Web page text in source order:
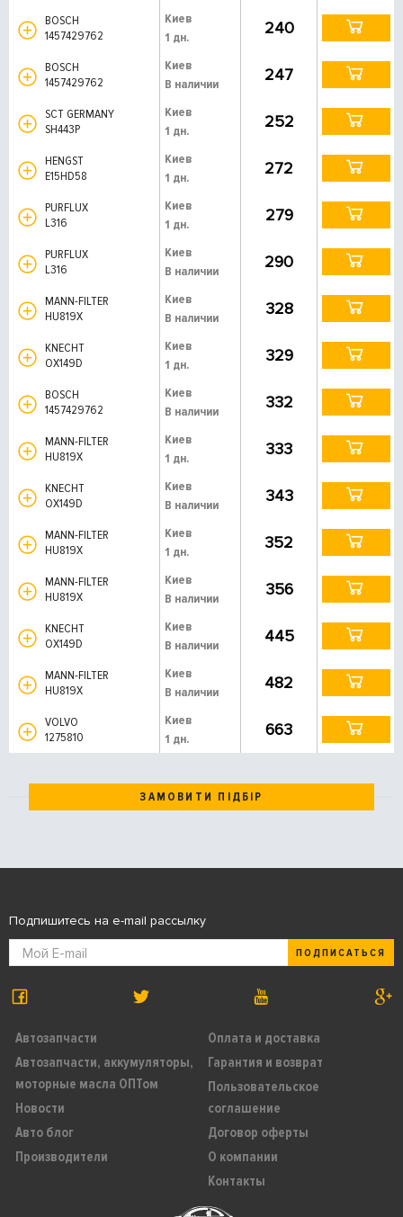
BOSCH
1457429762
Киев
1 дн.
240
BOSCH
1457429762
Киев
В наличии
247
SCT GERMANY
SH443P
Киев
1 дн.
252
HENGST
E15HD58
Киев
1 дн.
272
PURFLUX
L316
Киев
1 дн.
279
PURFLUX
L316
Киев
В наличии
290
MANN-FILTER
HU819X
Киев
В наличии
328
KNECHT
OX149D
Киев
1 дн.
329
BOSCH
1457429762
Киев
В наличии
332
MANN-FILTER
HU819X
Киев
1 дн.
333
KNECHT
OX149D
Киев
В наличии
343
MANN-FILTER
HU819X
Киев
1 дн.
352
MANN-FILTER
HU819X
Киев
В наличии
356
KNECHT
OX149D
Киев
В наличии
445
MANN-FILTER
HU819X
Киев
В наличии
482
VOLVO
1275810
Киев
1 дн.
663
ЗАМОВИТИ ПІДБІР
Автозапчасти
Автозапчасти, аккумуляторы,
моторные масла ОПТом
Новости
Авто блог
Производители
Оплата и доставка
Гарантия и возврат
Пользовательское
соглашение
Договор оферты
О компании
Контакты
Подпишитесь на e-mail рассылку
ПОДПИСАТЬСЯ